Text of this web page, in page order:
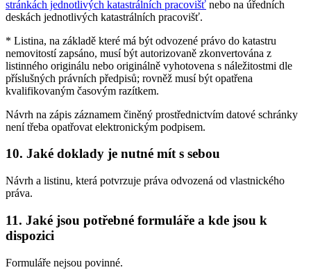
stránkách jednotlivých katastrálních pracovišť nebo na úředních
deskách jednotlivých katastrálních pracovišť.
* Listina, na základě které má být odvozené právo do katastru
nemovitostí zapsáno, musí být autorizovaně zkonvertována z
listinného originálu nebo originálně vyhotovena s náležitostmi dle
příslušných právních předpisů; rovněž musí být opatřena
kvalifikovaným časovým razítkem.
Návrh na zápis záznamem činěný prostřednictvím datové schránky
není třeba opatřovat elektronickým podpisem.
10. Jaké doklady je nutné mít s sebou
Návrh a listinu, která potvrzuje práva odvozená od vlastnického
práva.
11. Jaké jsou potřebné formuláře a kde jsou k
dispozici
Formuláře nejsou povinné.